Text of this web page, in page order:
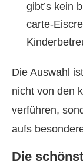
gibt’s kein
carte-
Die Auswahl
nicht von den
verführen,
aufs
Die